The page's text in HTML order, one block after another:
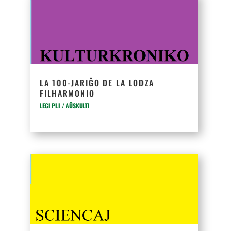
LA 100-JARIĜO DE LA LODZA
FILHARMONIO
LEGI PLI / AŬSKULTI